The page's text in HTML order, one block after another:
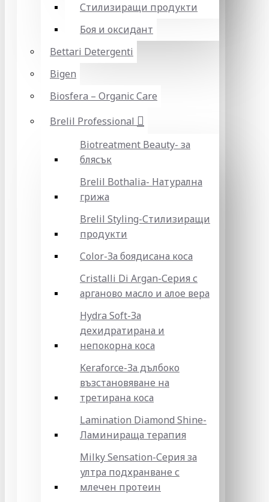
Стилизиращи продукти
Боя и оксидант
Bettari Detergenti
Bigen
Biosfera – Organic Care
Brelil Professional
Biotreatment Beauty- за
блясък
Brelil Bothalia- Натурална
грижа
Brelil Styling-Стилизиращи
продукти
Color-За боядисана коса
Cristalli Di Argan-Серия с
арганово масло и алое вера
Hydra Soft-За
дехидратирана и
непокорна коса
Keraforce-За дълбоко
възстановяване на
третирана коса
Lamination Diamond Shine-
Ламинираща терапия
Milky Sensation-Серия за
ултра подхранване с
млечен протеин